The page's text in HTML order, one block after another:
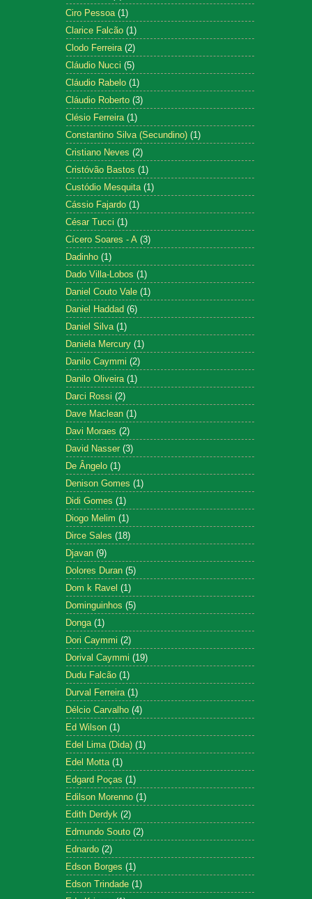
Ciro Pessoa (1)
Clarice Falcão (1)
Clodo Ferreira (2)
Cláudio Nucci (5)
Cláudio Rabelo (1)
Cláudio Roberto (3)
Clésio Ferreira (1)
Constantino Silva (Secundino) (1)
Cristiano Neves (2)
Cristóvão Bastos (1)
Custódio Mesquita (1)
Cássio Fajardo (1)
César Tucci (1)
Cícero Soares - A (3)
Dadinho (1)
Dado Villa-Lobos (1)
Daniel Couto Vale (1)
Daniel Haddad (6)
Daniel Silva (1)
Daniela Mercury (1)
Danilo Caymmi (2)
Danilo Oliveira (1)
Darci Rossi (2)
Dave Maclean (1)
Davi Moraes (2)
David Nasser (3)
De Ângelo (1)
Denison Gomes (1)
Didi Gomes (1)
Diogo Melim (1)
Dirce Sales (18)
Djavan (9)
Dolores Duran (5)
Dom k Ravel (1)
Dominguinhos (5)
Donga (1)
Dori Caymmi (2)
Dorival Caymmi (19)
Dudu Falcão (1)
Durval Ferreira (1)
Délcio Carvalho (4)
Ed Wilson (1)
Edel Lima (Dida) (1)
Edel Motta (1)
Edgard Poças (1)
Edilson Morenno (1)
Edith Derdyk (2)
Edmundo Souto (2)
Ednardo (2)
Edson Borges (1)
Edson Trindade (1)